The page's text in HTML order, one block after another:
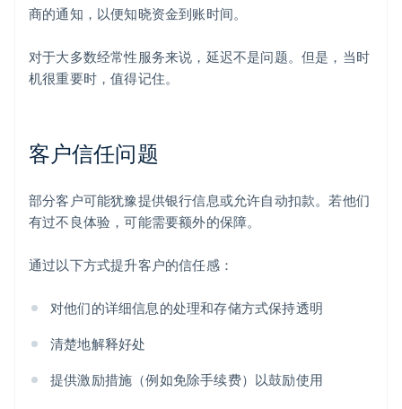
商的通知，以便知晓资金到账时间。
对于大多数经常性服务来说，延迟不是问题。但是，当时
机很重要时，值得记住。
客户信任问题
部分客户可能犹豫提供银行信息或允许自动扣款。若他们
有过不良体验，可能需要额外的保障。
通过以下方式提升客户的信任感：
对他们的详细信息的处理和存储方式保持透明
清楚地解释好处
提供激励措施（例如免除手续费）以鼓励使用
English
爱沙尼亚
奥地利
澳大利亚